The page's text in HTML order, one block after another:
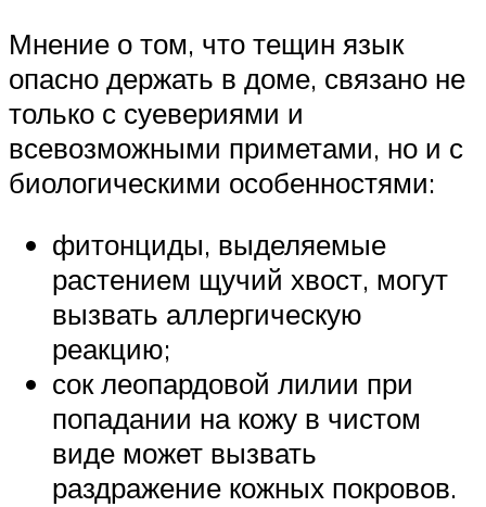
Мнение о том, что тещин язык
опасно держать в доме, связано не
только с суевериями и
всевозможными приметами, но и с
биологическими особенностями:
фитонциды, выделяемые
растением щучий хвост, могут
вызвать аллергическую
реакцию;
сок леопардовой лилии при
попадании на кожу в чистом
виде может вызвать
раздражение кожных покровов.